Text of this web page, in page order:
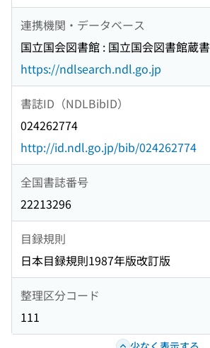
連携機関・データベース
国立国会図書館 : 国立国会図書館蔵書
https://ndlsearch.ndl.go.jp
書誌ID（NDLBibID）
024262774
http://id.ndl.go.jp/bib/024262774
全国書誌番号
22213296
目録規則
日本目録規則1987年版改訂版
整理区分コード
111